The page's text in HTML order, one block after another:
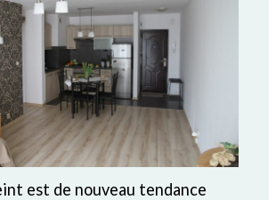
est de nouveau tendance